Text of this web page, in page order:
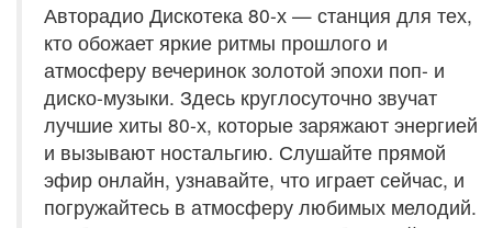
Авторадио Дискотека 80-х — станция для тех,
кто обожает яркие ритмы прошлого и
атмосферу вечеринок золотой эпохи поп- и
диско-музыки. Здесь круглосуточно звучат
лучшие хиты 80-х, которые заряжают энергией
и вызывают ностальгию. Слушайте прямой
эфир онлайн, узнавайте, что играет сейчас, и
погружайтесь в атмосферу любимых мелодий.